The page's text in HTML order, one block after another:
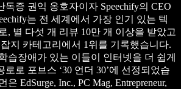
독증 권익 옹호자이자 Speechify의 CEO
는 전 세계에서 가장 인기 있는 텍
, 별 다섯 개 리뷰 10만 개 이상을 받았고
지 카테고리에서 1위를 기록했습니다.
습장애가 있는 이들이 인터넷을 더 쉽게
로 포브스 ‘30 언더 30’에 선정되었습
EdSurge, Inc., PC Mag, Entrepreneur,